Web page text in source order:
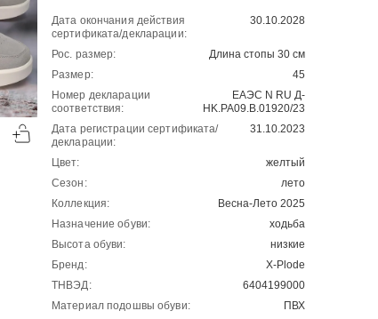
-50%
2904 00
580800
-50%
Дата окончания действия
сертификата/декларации:
30.10.2028
Рос. размер:
Длина стопы 30 см
Размер:
45
Номер декларации
соответствия:
ЕАЭС N RU Д-
HK.РА09.В.01920/23
Дата регистрации сертификата/
декларации:
31.10.2023
Цвет:
желтый
Сезон:
лето
Коллекция:
Весна-Лето 2025
Назначение обуви:
ходьба
Высота обуви:
низкие
Бренд:
X-Plode
ТНВЭД:
6404199000
Материал подошвы обуви:
ПВХ